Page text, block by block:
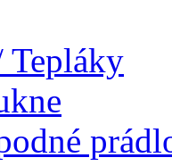
Tepláky